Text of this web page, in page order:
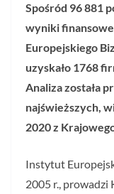
Spośród 96 881
wyniki
Europejskiego
uzyskało 1768
Analiza została
najświeższych,
2020 z
Instytut
2005 r., prowadzi